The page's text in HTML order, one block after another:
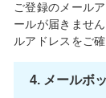
ご登録のメール
ールが届きませ
ルアドレスをご
4. メールボ